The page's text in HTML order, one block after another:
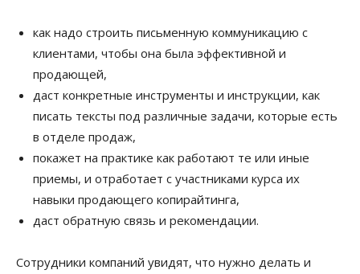
как надо строить письменную коммуникацию с
клиентами, чтобы она была эффективной и
продающей,
даст конкретные инструменты и инструкции, как
писать тексты под различные задачи, которые есть
в отделе продаж,
покажет на практике как работают те или иные
приемы, и отработает с участниками курса их
навыки продающего копирайтинга,
даст обратную связь и рекомендации.
Сотрудники компаний увидят, что нужно делать и